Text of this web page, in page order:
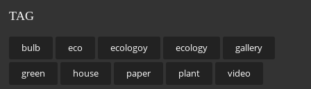
TAG
bulb eco ecologoy ecology gallery
green house paper plant video